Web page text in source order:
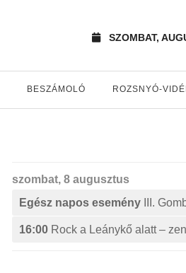
SZOMBAT,
BESZÁMOLÓ ROZSNYÓ-
szombat, 8 augusztus
Egész napos esemény
III.
16:00 Rock a Leánykő alatt –